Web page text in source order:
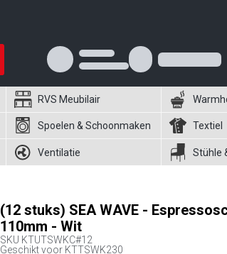
RVS Meubilair
Spoelen & Schoonmaken Textiel
Ventilatie Stühle
(12 stuks) SEA WAVE -
110mm - Wit
SKU KTUTSWKC#12
Geschikt voor KTTSWK230